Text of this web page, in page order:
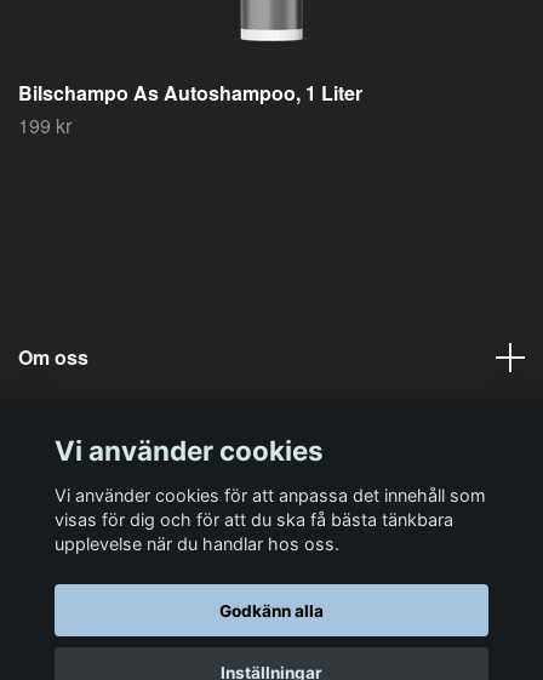
Bilschampo As Autoshampoo, 1 Liter
199 kr
Om oss
Sociala medier
© 2026 Koch-Chemie Sverige
Vi använder cookies
Vi använder cookies för att anpassa det innehåll som
visas för dig och för att du ska få bästa tänkbara
upplevelse när du handlar hos oss.
Godkänn alla
Inställningar